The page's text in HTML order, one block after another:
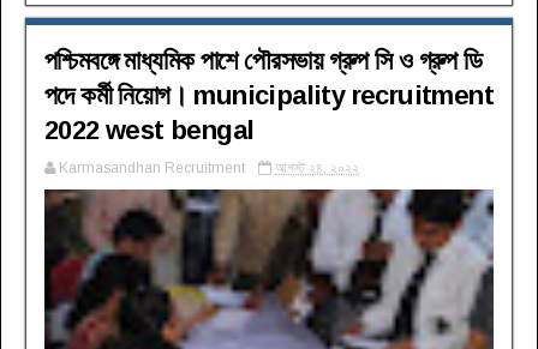
পশ্চিমবঙ্গে মাধ্যমিক পাশে পৌরসভায় গ্রুপ সি ও গ্রুপ ডি
পদে কর্মী নিয়োগ। municipality recruitment
2022 west bengal
Karmasandhan Recruitment আগস্ট ২৪, ২০২২